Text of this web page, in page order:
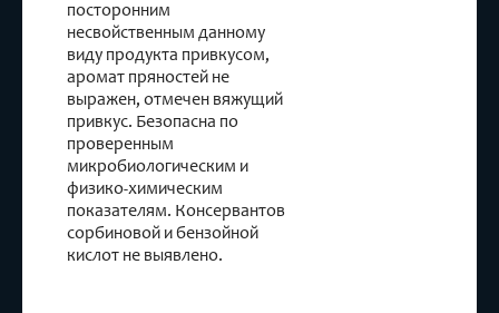
посторонним
несвойственным данному
виду продукта привкусом,
аромат пряностей не
выражен, отмечен вяжущий
привкус. Безопасна по
проверенным
микробиологическим и
физико-химическим
показателям. Консервантов
сорбиновой и бензойной
кислот не выявлено.